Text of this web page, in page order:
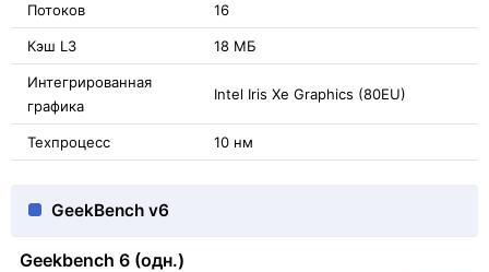
Потоков 16
Кэш L3 18 МБ
Интегрированная
графика
Intel Iris Xe Graphics (80EU)
Техпроцесс 10 нм
GeekBench v6
Geekbench 6 (одн.)